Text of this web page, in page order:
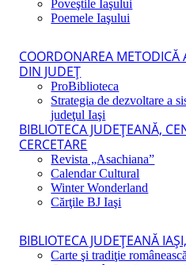
Poveştile Iaşului
Poemele Iaşului
COORDONAREA METODICĂ
DIN JUDEŢ
ProBiblioteca
Strategia de dezvoltare a
judeţul Iaşi
BIBLIOTECA JUDEŢEANĂ,
CERCETARE
Revista „Asachiana”
Calendar Cultural
Winter Wonderland
Cărţile BJ Iaşi
BIBLIOTECA JUDEŢEANĂ
Carte şi tradiţie românească